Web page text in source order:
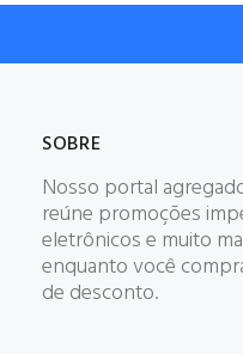
SOBRE
Nosso portal
reúne promoções
eletrônicos e muito
enquanto você
de desconto.